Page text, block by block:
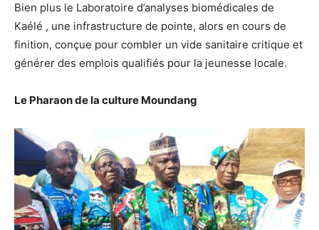
Bien plus le Laboratoire d’analyses biomédicales de
Kaélé , une infrastructure de pointe, alors en cours de
finition, conçue pour combler un vide sanitaire critique et
générer des emplois qualifiés pour la jeunesse locale.
Le Pharaon de la culture Moundang